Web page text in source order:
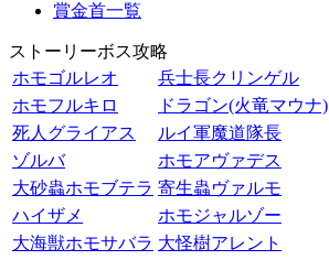
賞金首一覧
ストーリーボス攻略
ホモゴルレオ
兵士長クリンゲル
ホモフルキロ
ドラゴン(火竜マウナ)
死人グライアス
ルイ軍魔道隊長
ゾルバ
ホモアヴァデス
大砂蟲ホモブテラ 寄生蟲ヴァルモ
ハイザメ
ホモジャルゾー
大海獣ホモサバラ 大怪樹アレント